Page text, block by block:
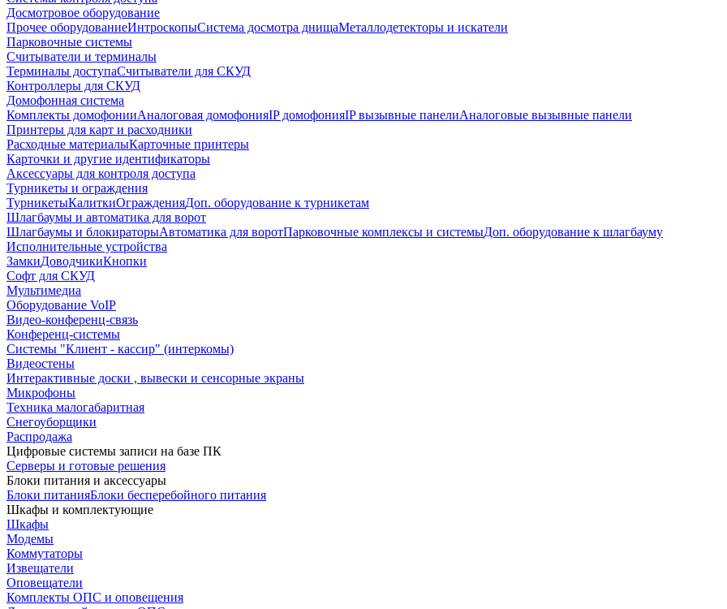
Досмотровое оборудование
Прочее оборудованиеИнтроскопыСистема досмотра днищаМеталлодетекторы и искатели
Парковочные системы
Считыватели и терминалы
Терминалы доступаСчитыватели для СКУД
Контроллеры для СКУД
Домофонная система
Комплекты домофонииАналоговая домофонияIP домофонияIP вызывные панелиАналоговые вызывные панели
Принтеры для карт и расходники
Расходные материалыКарточные принтеры
Карточки и другие идентификаторы
Аксессуары для контроля доступа
Турникеты и ограждения
ТурникетыКалиткиОгражденияДоп. оборудование к турникетам
Шлагбаумы и автоматика для ворот
Шлагбаумы и блокираторыАвтоматика для воротПарковочные комплексы и системыДоп. оборудование к шлагбауму
Исполнительные устройства
ЗамкиДоводчикиКнопки
Софт для СКУД
Мультимедиа
Оборудование VoIP
Видео-конференц-связь
Конференц-системы
Системы "Клиент - кассир" (интеркомы)
Видеостены
Интерактивные доски , вывески и сенсорные экраны
Микрофоны
Техника малогабаритная
Снегоуборщики
Распродажа
Цифровые системы записи на базе ПК
Серверы и готовые решения
Блоки питания и аксессуары
Блоки питанияБлоки бесперебойного питания
Шкафы и комплектующие
Шкафы
Модемы
Коммутаторы
Извещатели
Оповещатели
Комплекты ОПС и оповещения